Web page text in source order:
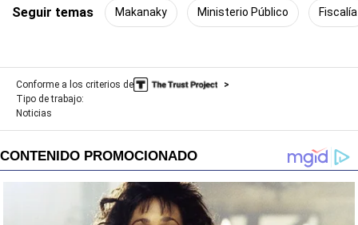
Seguir temas Makanaky Ministerio Público Fiscalía
Conforme a los criterios de
Tipo de trabajo:
Noticias